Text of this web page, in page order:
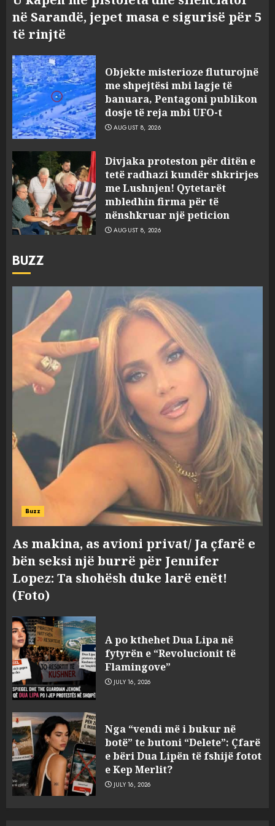
në Sarandë, jepet masa e sigurisë për 5
të rinjtë
Objekte misterioze fluturojnë
me shpejtësi mbi lagje të
banuara, Pentagoni publikon
dosje të reja mbi UFO-t
AUGUST 8, 2026
Divjaka proteston për ditën e
tetë radhazi kundër shkrirjes
me Lushnjen! Qytetarët
mbledhin firma për të
nënshkruar një peticion
AUGUST 8, 2026
BUZZ
Buzz
As makina, as avioni privat/ Ja çfarë e
bën seksi një burrë për Jennifer
Lopez: Ta shohësh duke larë enët!
(Foto)
A po kthehet Dua Lipa në
fytyrën e “Revolucionit të
Flamingove”
JULY 16, 2026
Nga “vendi më i bukur në
botë” te butoni “Delete”: Çfarë
e bëri Dua Lipën të fshijë fotot
e Kep Merlit?
JULY 16, 2026
3
tetë radhazi kundër shkrirjes
me Lushnjen! Qytetarët
mbledhin firma për të
nënshkruar një peticion
AUGUST 8, 2026